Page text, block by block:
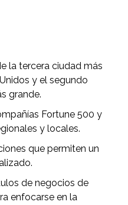
la tercera ciudad más
y el segundo
grande.
Fortune 500 y
y locales.
que permiten un
de negocios de
enfocarse en la